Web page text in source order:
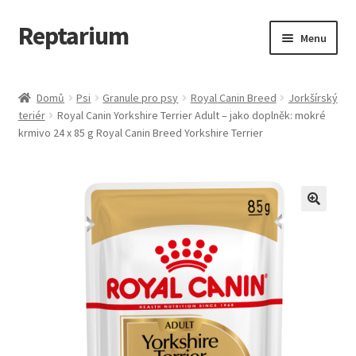
Přeskočit
na
Přejít
k
webu
Reptarium Menu
Košík
Domů Psi Granule pro psy Royal Canin Breed
Jorkšírský
teriér
Royal Canin Yorkshire Terrier Adult – jako doplněk: mokré
krmivo 24 x 85 g Royal Canin Breed Yorkshire Terrier